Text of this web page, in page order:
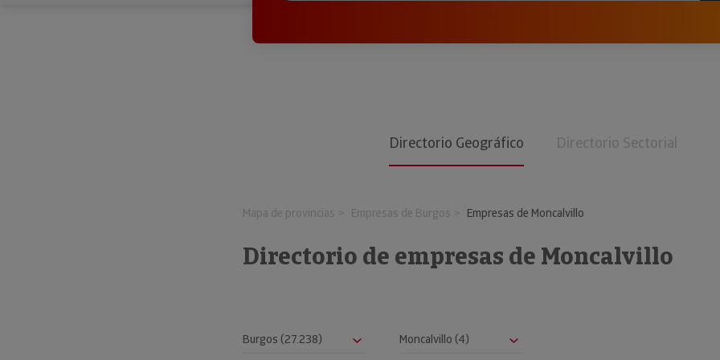
Directorio Geográfico Directorio Sectorial
Mapa de provincias Empresas de Burgos Empresas de Moncalvillo
Directorio de empresas de Moncalvillo